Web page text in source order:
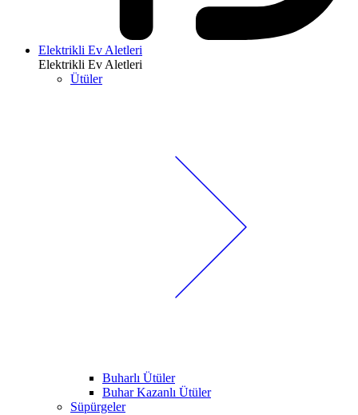
Elektrikli Ev Aletleri
Elektrikli Ev Aletleri
Ütüler
Buharlı Ütüler
Buhar Kazanlı Ütüler
Süpürgeler